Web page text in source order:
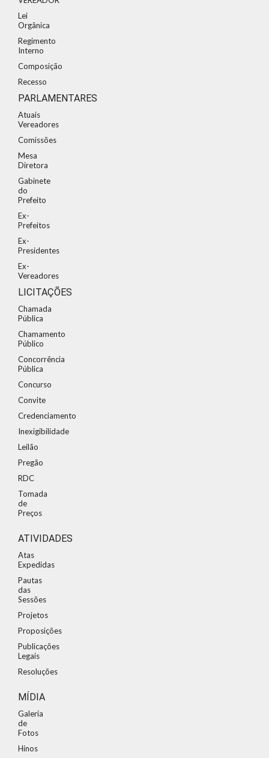
Lei
Orgânica
Regimento
Interno
Composição
Recesso
PARLAMENTARES
Atuais
Vereadores
Comissões
Mesa
Diretora
Gabinete
do
Prefeito
Ex-
Prefeitos
Ex-
Presidentes
Ex-
Vereadores
LICITAÇÕES
Chamada
Pública
Chamamento
Público
Concorrência
Pública
Concurso
Convite
Credenciamento
Inexigibilidade
Leilão
Pregão
RDC
Tomada
de
Preços
ATIVIDADES
Atas
Expedidas
Pautas
das
Sessões
Projetos
Proposições
Publicações
Legais
Resoluções
MÍDIA
Galeria
de
Fotos
Hinos